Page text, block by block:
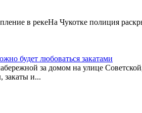
в рекеНа Чукотке полиция
будет любоваться закатами
за домом на улице
закаты и...